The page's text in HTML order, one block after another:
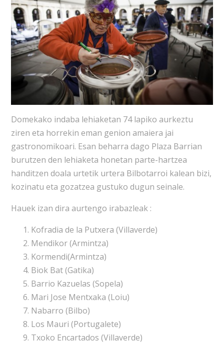
Domekako indaba lehiaketan 74 lapiko aurkeztu
ziren eta horrekin eman genion amaiera jai
gastronomikoari. Esan beharra dago Plaza Barrian
burutzen den lehiaketa honetan parte-hartzea
handitzen doala urtetik urtera Bilbotarroi kalean bizi,
kozinatu eta gozatzea gustuko dugun seinale.
Hauek izan dira aurtengo irabazleak :
Kofradia de la Putxera (Villaverde)
Mendikor (Armintza)
Kormendi(Armintza)
Biok Bat (Gatika)
Barrio Kazuelas (Sopela)
Mari Jose Mentxaka (Loiu)
Nabarro (Bilbo)
Los Mauri (Portugalete)
Txoko Encartados (Villaverde)